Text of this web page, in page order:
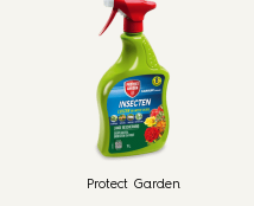
Protect Garden